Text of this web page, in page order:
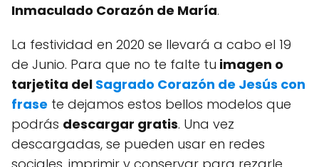
Inmaculado Corazón de María.
La festividad en 2020 se llevará a cabo el 19
de Junio. Para que no te falte tu imagen o
tarjetita del Sagrado Corazón de Jesús con
frase te dejamos estos bellos modelos que
podrás descargar gratis. Una vez
descargadas, se pueden usar en redes